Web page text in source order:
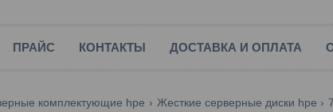
ПРАЙС КОНТАКТЫ ДОСТАВКА И ОПЛАТА
комплектующие hpe Жесткие серверные диски hpe